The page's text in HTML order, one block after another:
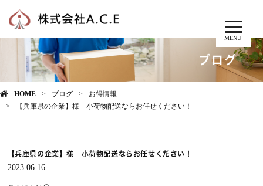
MENU
ブログ
HOME ブログ
お得情報
【兵庫県の企業】様 小荷物配送ならお任せください！
【兵庫県の企業】様 小荷物配送ならお任せください！
2023.06.16